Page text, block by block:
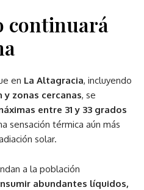
continuará
en La Altagracia, incluyendo
y zonas cercanas, se
entre 31 y 33 grados
sensación térmica aún más
solar.
a la población
abundantes líquidos,